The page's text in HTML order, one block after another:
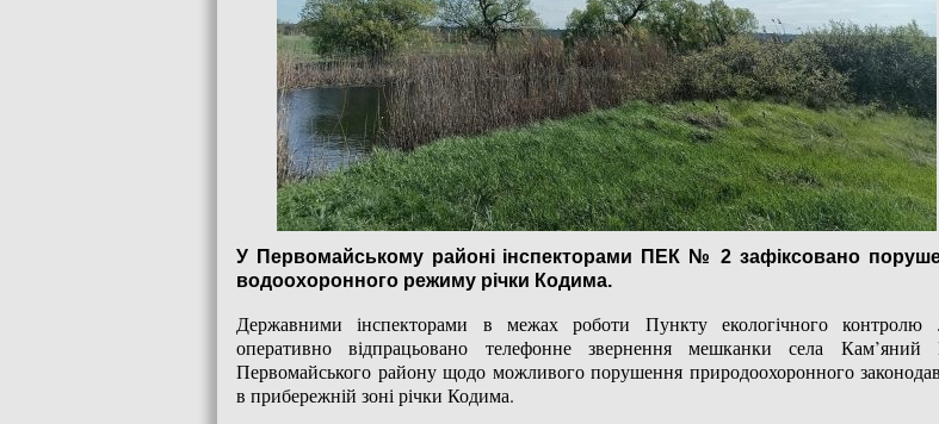
У Первомайському районі інспекторами ПЕК № 2 зафіксовано
водоохоронного режиму річки Кодима.
Державними інспекторами в межах роботи Пункту екологічного
оперативно відпрацьовано телефонне звернення мешканки села Кам’яний
Первомайського району щодо можливого порушення природоохоронного
в прибережній зоні річки Кодима.